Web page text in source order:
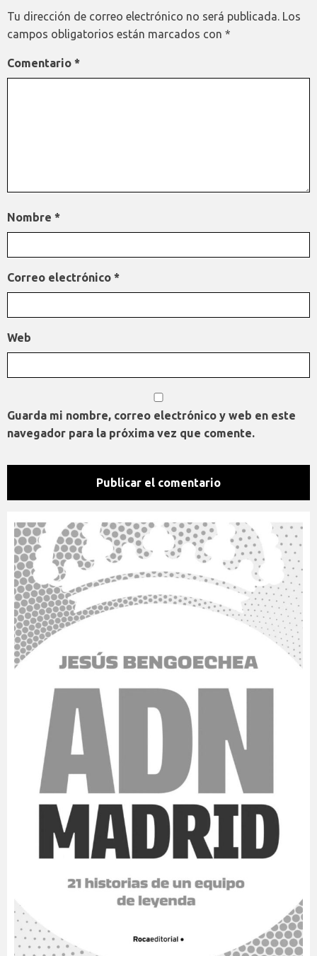
Tu dirección de correo electrónico no será publicada. Los
campos obligatorios están marcados con *
Comentario *
Nombre *
Correo electrónico *
Web
Guarda mi nombre, correo electrónico y web en este
navegador para la próxima vez que comente.